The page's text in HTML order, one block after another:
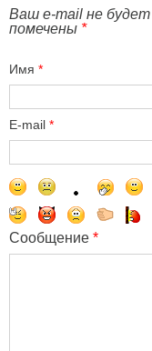
Ваш e-mail не будет
помечены *
Имя *
E-mail *
Сообщение *